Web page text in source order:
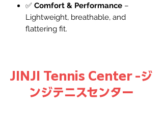
✅ Comfort & Performance –
Lightweight, breathable, and
flattering fit.
JINJI Tennis Center -ジ
ンジテニスセンター